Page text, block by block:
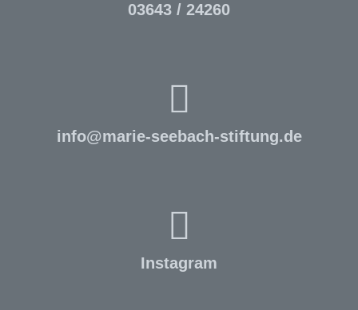
03643 / 24260
info@marie-seebach-stiftung.de
Instagram